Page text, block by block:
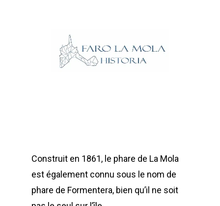
Construit en 1861, le phare de La Mola
est également connu sous le nom de
phare de Formentera, bien qu’il ne soit